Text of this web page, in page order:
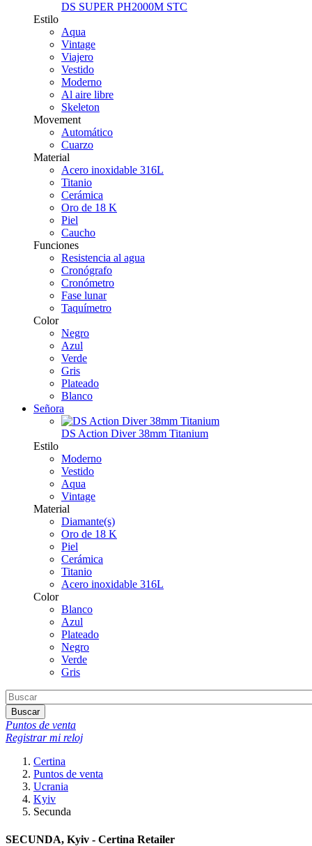
DS SUPER PH2000M STC
Estilo
Aqua
Vintage
Viajero
Vestido
Moderno
Al aire libre
Skeleton
Movement
Automático
Cuarzo
Material
Acero inoxidable 316L
Titanio
Cerámica
Oro de 18 K
Piel
Caucho
Funciones
Resistencia al agua
Cronógrafo
Cronómetro
Fase lunar
Taquímetro
Color
Negro
Azul
Verde
Gris
Plateado
Blanco
Señora
DS Action Diver 38mm Titanium
Estilo
Moderno
Vestido
Aqua
Vintage
Material
Diamante(s)
Oro de 18 K
Piel
Cerámica
Titanio
Acero inoxidable 316L
Color
Blanco
Azul
Plateado
Negro
Verde
Gris
Buscar
Puntos de venta
Registrar mi reloj
Certina
Puntos de venta
Ucrania
Kyiv
Secunda
SECUNDA, Kyiv - Certina Retailer